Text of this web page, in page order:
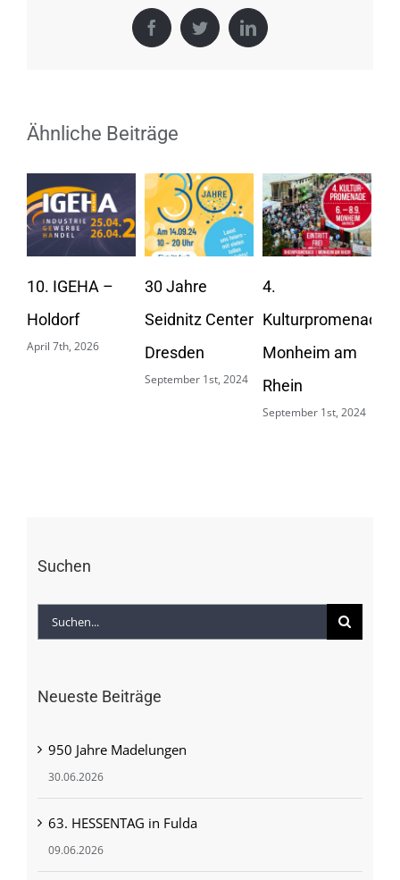
FacebookTwitterLinkedIn
Ähnliche Beiträge
10. IGEHA –
Holdorf
April 7th, 2026
30 Jahre
Seidnitz Center
Dresden
September 1st, 2024
4.
Kulturpromenade
Monheim am
Rhein
September 1st, 2024
Suchen
Suche
Neueste Beiträge
950 Jahre Madelungen
30.06.2026
63. HESSENTAG in Fulda
09.06.2026